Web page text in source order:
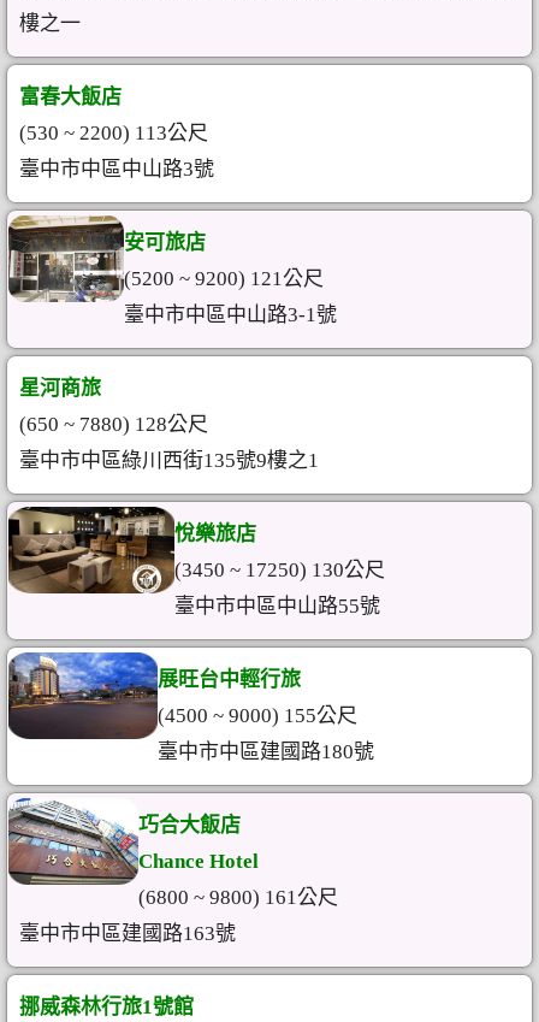
樓之一
富春大飯店
(530 ~ 2200) 113公尺
臺中市中區中山路3號
安可旅店
(5200 ~ 9200) 121公尺
臺中市中區中山路3-1號
星河商旅
(650 ~ 7880) 128公尺
臺中市中區綠川西街135號9樓之1
悅樂旅店
(3450 ~ 17250) 130公尺
臺中市中區中山路55號
展旺台中輕行旅
(4500 ~ 9000) 155公尺
臺中市中區建國路180號
巧合大飯店
Chance Hotel
(6800 ~ 9800) 161公尺
臺中市中區建國路163號
挪威森林行旅1號館